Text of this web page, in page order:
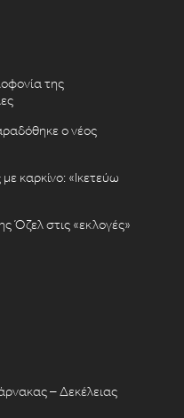
της
ο νέος
καρκίνο: «Ικετεύω
Όζελ στις «εκλογές»
– Δεκέλειας